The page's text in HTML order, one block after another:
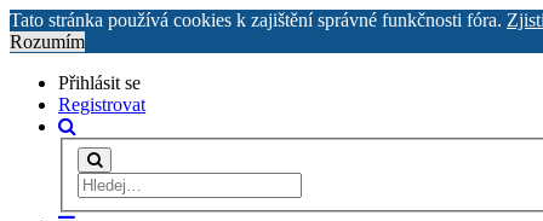
Tato stránka používá cookies k zajištění správné funkčnosti fóra.
Rozumím
Přihlásit se
Registrovat